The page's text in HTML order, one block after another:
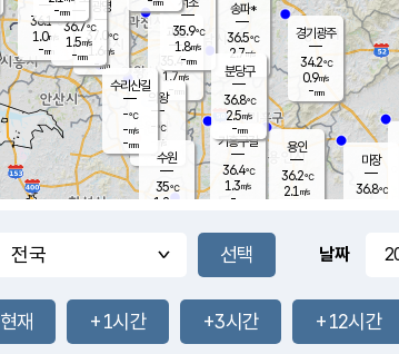
과천
35.4℃
1.7m/s
- mm
-mm
-mm
용인
36.2℃
2.1 m/s
경기광주
34.2℃
0.9m/s
-mm
34.6
℃
37.0℃
1.0m/s
-mm
마장
36.8℃
의왕
- ℃
m/s
mm
광명
37.0
℃
1.6 m/s
-mm
36.1℃
1.0m/s
-mm
-mm
36.7℃
1.5m/s
-mm
송파*
36.5℃
2.7m/s
-mm
35.9℃
1.8m/s
-mm
기흥구갈
36.4℃
1.3m/s
-
수리산길
-℃
-m/s
-mm
분당구
36.8℃
2.5m/s
-mm
-mm
수원
35℃
1.2 m/s
날짜
현재 +1시간 +3시간 +12시간